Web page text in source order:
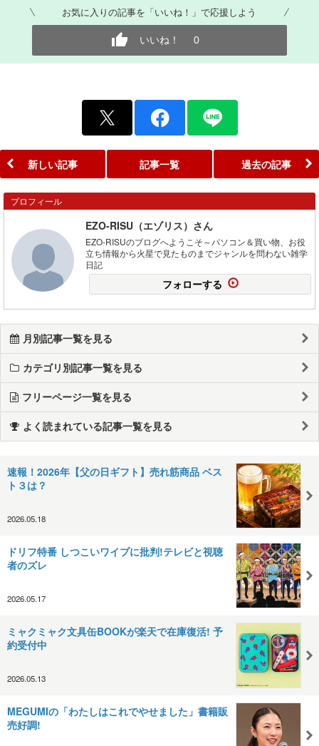
お気に入りの記事を「いいね！」で応援しよう
いいね！ 0
新しい記事 記事一覧 過去の記事
プロフィール
EZO-RISU（エゾリス）さん
EZO-RISUのブログへようこそ～パソコン＆買い物、お役
立ち情報から火星で見たものまでジャンルを問わない雑学
日記
フォローする
月別記事一覧を見る
カテゴリ別記事一覧を見る
フリーページ一覧を見る
よく読まれている記事一覧を見る
速報！2026年【父の日ギフト】売れ筋商品 ベス
ト３は？
2026.05.18
ドリフ特番 しつこいワイプに批判!テレビと視聴
者のズレ
2026.05.17
ミャクミャク文具缶BOOKが楽天で在庫復活! 予
約受付中
2026.05.13
MEGUMIの「わたしはこれでやせました」書籍販
売好調!